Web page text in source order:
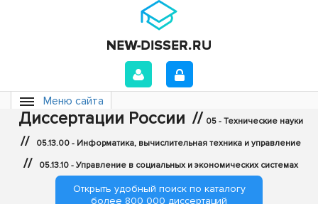
Меню сайта
Диссертации России // 05 - Технические науки
// 05.13.00 - Информатика, вычислительная техника и управление
// 05.13.10 - Управление в социальных и экономических системах
Открыть удобный поиск по каталогу
более 800 000 диссертаций